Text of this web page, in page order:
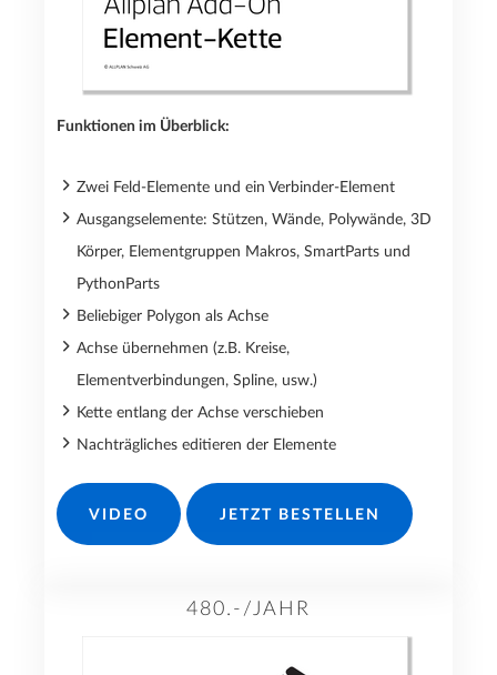
Funktionen im Überblick:
Zwei Feld-Elemente und ein Verbinder-Element
Ausgangselemente: Stützen, Wände, Polywände, 3D
Körper, Elementgruppen Makros, SmartParts und
PythonParts
Beliebiger Polygon als Achse
Achse übernehmen (z.B. Kreise,
Elementverbindungen, Spline, usw.)
Kette entlang der Achse verschieben
Nachträgliches editieren der Elemente
VIDEO JETZT BESTELLEN
480.-/JAHR